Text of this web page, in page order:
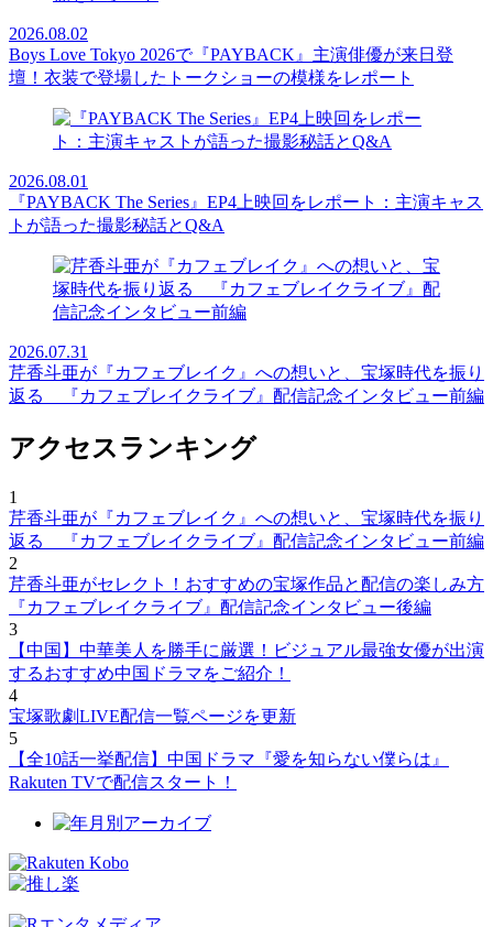
2026.08.02
Boys Love Tokyo 2026で『PAYBACK』主演俳優が来日登
壇！衣装で登場したトークショーの模様をレポート
2026.08.01
『PAYBACK The Series』EP4上映回をレポート：主演キャス
トが語った撮影秘話とQ&A
2026.07.31
芹香斗亜が『カフェブレイク』への想いと、宝塚時代を振り
返る 『カフェブレイクライブ』配信記念インタビュー前編
アクセスランキング
1
芹香斗亜が『カフェブレイク』への想いと、宝塚時代を振り
返る 『カフェブレイクライブ』配信記念インタビュー前編
2
芹香斗亜がセレクト！おすすめの宝塚作品と配信の楽しみ方
『カフェブレイクライブ』配信記念インタビュー後編
3
【中国】中華美人を勝手に厳選！ビジュアル最強女優が出演
するおすすめ中国ドラマをご紹介！
4
宝塚歌劇LIVE配信一覧ページを更新
5
【全10話一挙配信】中国ドラマ『愛を知らない僕らは』
Rakuten TVで配信スタート！